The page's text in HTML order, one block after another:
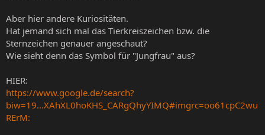
Aber hier andere Kuriositäten.
Hat jemand sich mal das Tierkreiszeichen bzw. die
Sternzeichen genauer angeschaut?
Wie sieht denn das Symbol für "Jungfrau" aus?
HIER:
https://www.google.de/search?
biw=19...XAhXL0hoKHS_CARgQhyYIMQ#imgrc=oo61cpC2wu
RErM: